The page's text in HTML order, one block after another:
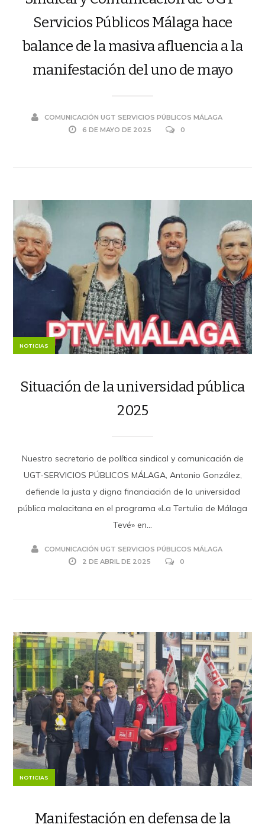
Servicios Públicos Málaga hace
balance de la masiva afluencia a la
manifestación del uno de mayo
COMUNICACIÓN UGT SERVICIOS PÚBLICOS MÁLAGA
6 DE MAYO DE 2025
0
NOTICIAS
Situación de la universidad pública
2025
Nuestro secretario de política sindical y comunicación de
UGT-SERVICIOS PÚBLICOS MÁLAGA, Antonio González,
defiende la justa y digna financiación de la universidad
pública malacitana en el programa «La Tertulia de Málaga
Tevé» en...
COMUNICACIÓN UGT SERVICIOS PÚBLICOS MÁLAGA
2 DE ABRIL DE 2025
0
NOTICIAS
Manifestación en defensa de la